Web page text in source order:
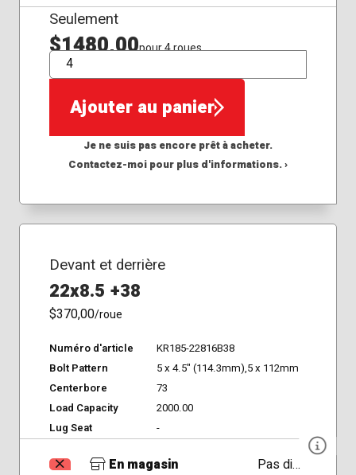
Seulement
$1480,00pour 4 roues
QTÉ
Ajouter au panier
Je ne suis pas encore prêt à acheter.
Contactez-moi pour plus d'informations. ›
Devant et derrière
22x8.5 +38
$370,00/roue
Numéro d'article
KR185-22816B38
Bolt Pattern
5 x 4.5" (114.3mm),5 x 112mm
Centerbore
73
Load Capacity
2000.00
Lug Seat
-
En magasin
Pas disponible